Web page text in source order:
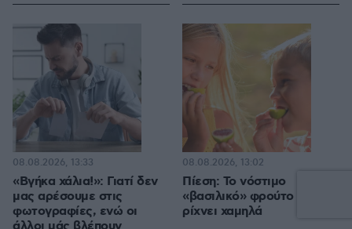
«Βγήκα χάλια!»: Γιατί δεν
μας αρέσουμε στις
φωτογραφίες, ενώ οι
08.08.2026, 13:33
Πίεση: Το νόστιμο
«βασιλικό» φρούτο που τη
ρίχνει χαμηλά
08.08.2026, 13:02